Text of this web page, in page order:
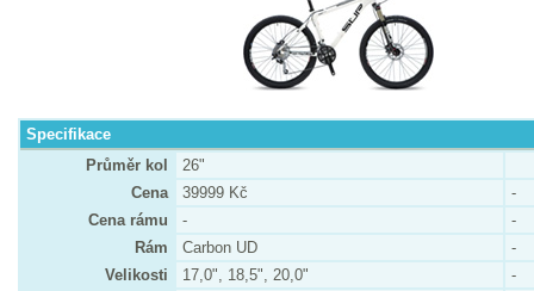
Specifikace
Průměr kol
26"
Cena
39999 Kč
-
Cena rámu
-
-
Rám
Carbon UD
-
Velikosti
17,0", 18,5", 20,0"
-